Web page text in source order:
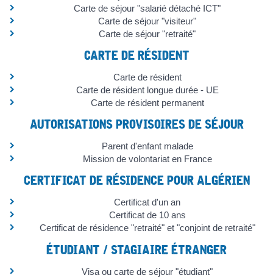
Carte de séjour "salarié détaché ICT"
Carte de séjour "visiteur"
Carte de séjour "retraité"
CARTE DE RÉSIDENT
Carte de résident
Carte de résident longue durée - UE
Carte de résident permanent
AUTORISATIONS PROVISOIRES DE SÉJOUR
Parent d'enfant malade
Mission de volontariat en France
CERTIFICAT DE RÉSIDENCE POUR ALGÉRIEN
Certificat d'un an
Certificat de 10 ans
Certificat de résidence "retraité" et "conjoint de retraité"
ÉTUDIANT / STAGIAIRE ÉTRANGER
Visa ou carte de séjour "étudiant"